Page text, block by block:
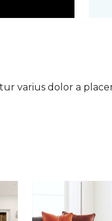
varius dolor a